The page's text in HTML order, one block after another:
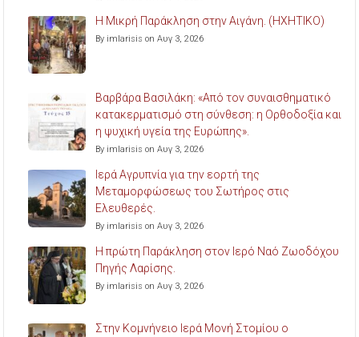
Η Μικρή Παράκληση στην Αιγάνη. (ΗΧΗΤΙΚΟ)
By imlarisis on Αυγ 3, 2026
Βαρβάρα Βασιλάκη: «Από τον συναισθηματικό
κατακερματισμό στη σύνθεση: η Ορθοδοξία και
η ψυχική υγεία της Ευρώπης».
By imlarisis on Αυγ 3, 2026
Ιερά Αγρυπνία για την εορτή της
Μεταμορφώσεως του Σωτήρος στις
Ελευθερές.
By imlarisis on Αυγ 3, 2026
Η πρώτη Παράκληση στον Ιερό Ναό Ζωοδόχου
Πηγής Λαρίσης.
By imlarisis on Αυγ 3, 2026
Στην Κομνήνειο Ιερά Μονή Στομίου ο